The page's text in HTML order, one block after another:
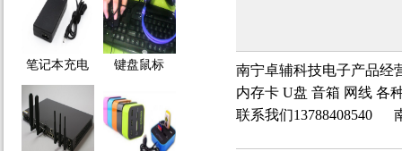
笔记本充电 键盘鼠标 南宁卓辅科技电子产品经
内存卡 U盘 音箱 网线 各
联系我们13788408540